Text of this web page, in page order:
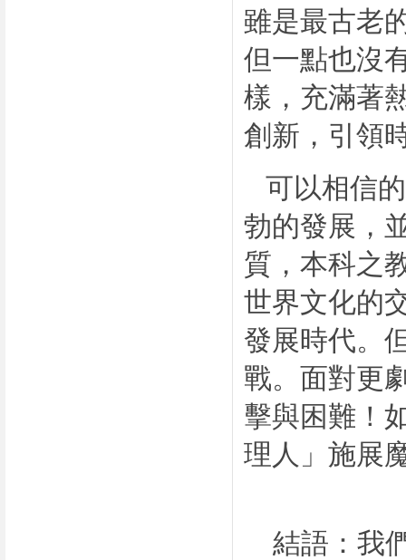
雖是最古老
但一點也沒
樣，充滿著
創新，引領
可以相信
勃的發展，
質，本科之
世界文化的
發展時代。
戰。面對更
擊與困難！
理人」施展
結語：我